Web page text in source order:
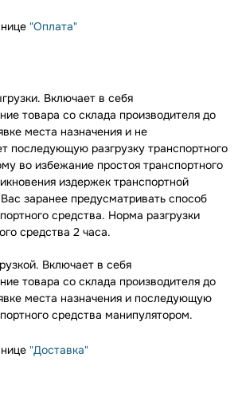
"Оплата"
Включает в себя
товара со склада производителя до
места назначения и не
последующую разгрузку транспортного
во избежание простоя транспортного
издержек транспортной
заранее предусматривать способ
средства. Норма разгрузки
средства 2 часа.
Включает в себя
товара со склада производителя до
места назначения и последующую
средства манипулятором.
"Доставка"